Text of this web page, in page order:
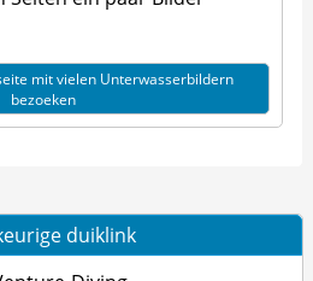
mit vielen Unterwasserbildern
bezoeken
duiklink